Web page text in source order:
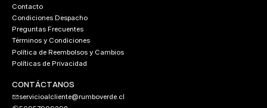
Contacto
Condiciones Despacho
Preguntas Frecuentes
Términos y Condiciones
Política de Reembolsos y Cambios
Políticas de Privacidad
CONTÁCTANOS
servicioalcliente@rumboverde.cl